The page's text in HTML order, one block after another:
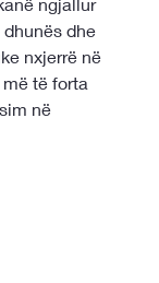
dhe
nxjerrë në
të forta
në